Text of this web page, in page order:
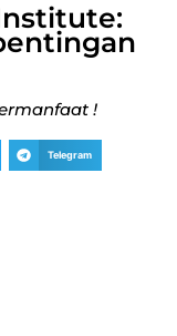
!
Telegram